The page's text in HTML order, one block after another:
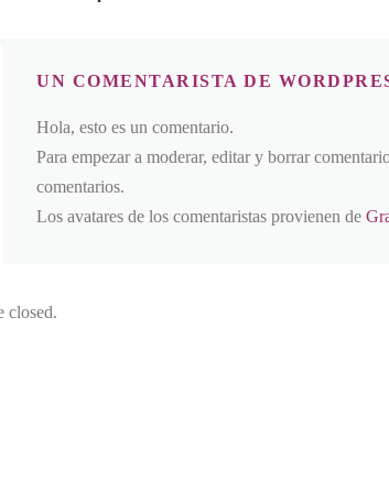
UN COMENTARISTA DE
Hola, esto es un comentario.
Para empezar a moderar, editar y borrar
comentarios.
Los avatares de los comentaristas provienen de
closed.